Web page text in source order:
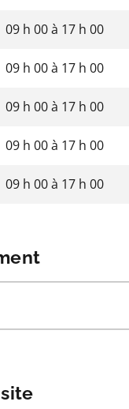
09 h 00à 17 h 00
09 h 00à 17 h 00
09 h 00à 17 h 00
09 h 00à 17 h 00
09 h 00à 17 h 00